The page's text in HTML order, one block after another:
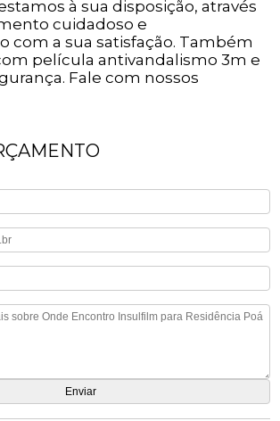
à sua disposição, através
cuidadoso e
com a sua satisfação. Também
película antivandalismo 3m e
Fale com nossos